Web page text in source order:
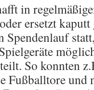
in
ersetzt kaputt
So konnten
Fußballtore und